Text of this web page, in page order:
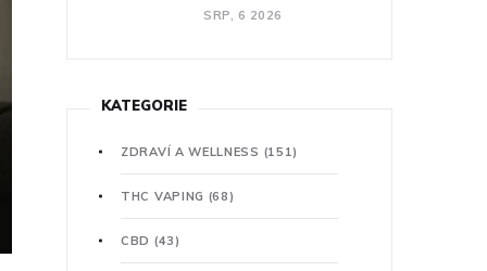
SRP, 6 2026
KATEGORIE
ZDRAVÍ A WELLNESS (151)
THC VAPING (68)
CBD (43)